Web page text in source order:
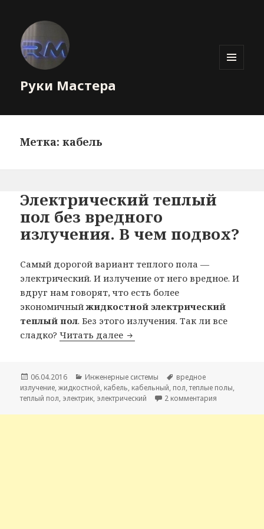
Руки Мастера
Метка: кабель
Электрический теплый
пол без вредного
излучения. В чем подвох?
Самый дорогой вариант теплого пола —
электрический. И излучение от него вредное. И
вдруг нам говорят, что есть более
экономичныйжидкостной электрический
теплый пол. Без этого излучения. Так ли все
сладко?Читать далее Электрический теплый пол
Опубликовано
06.04.2016 Рубрики
Инженерные системы Метки
вредное
излучение,жидкостной, кабель, кабельный, пол,теплые полы,
теплый пол, электрик, электрический 2 комментария